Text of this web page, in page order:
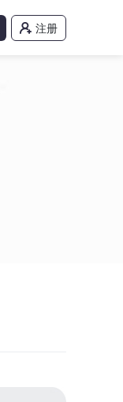
注册